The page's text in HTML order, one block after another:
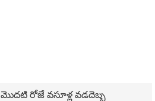
మొదటి రోజే వసూళ్ల వడదెబ్బ